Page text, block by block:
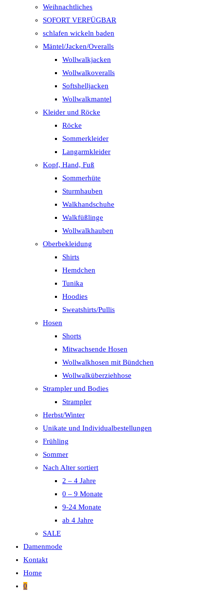
Weihnachtliches
SOFORT VERFÜGBAR
schlafen wickeln baden
Mäntel/Jacken/Overalls
Wollwalkjacken
Wollwalkoveralls
Softshelljacken
Wollwalkmantel
Kleider und Röcke
Röcke
Sommerkleider
Langarmkleider
Kopf, Hand, Fuß
Sommerhüte
Sturmhauben
Walkhandschuhe
Walkfüßlinge
Wollwalkhauben
Oberbekleidung
Shirts
Hemdchen
Tunika
Hoodies
Sweatshirts/Pullis
Hosen
Shorts
Mitwachsende Hosen
Wollwalkhosen mit Bündchen
Wollwalküberziehhose
Strampler und Bodies
Strampler
Herbst/Winter
Unikate und Individualbestellungen
Frühling
Sommer
Nach Alter sortiert
2 – 4 Jahre
0 – 9 Monate
9-24 Monate
ab 4 Jahre
SALE
Damenmode
Kontakt
Home
0